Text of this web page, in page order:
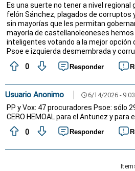
Es una suerte no tener a nivel regional
felón Sánchez, plagados de corruptos
sin mayorías que les permitan
mayoría de castellanoleoneses
inteligentes votando a la mejor opción
Psoe e izquierda desmembrada y
0
Responder
Usuario Anonimo schedule6/14/2026 -
PP y Vox: 47 procuradores Psoe: sólo
CERO HEMOAL para el Antunez y para
0
Responder